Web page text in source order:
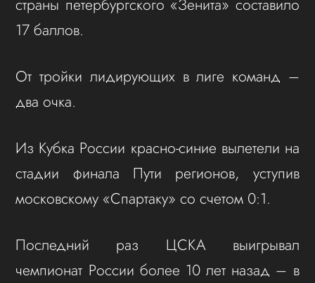
страны петербургского «Зенита» составило
17 баллов.
От тройки лидирующих в лиге команд –
два очка.
Из Кубка России красно-синие вылетели на
стадии финала Пути регионов, уступив
московскому «Спартаку» со счетом 0:1.
Последний раз ЦСКА выигрывал
чемпионат России более 10 лет назад – в